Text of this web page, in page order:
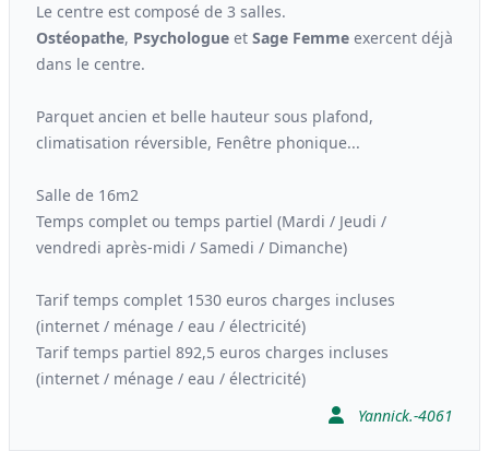
Le centre est composé de 3 salles.
Ostéopathe, Psychologue et Sage Femme exercent déjà
dans le centre.
Parquet ancien et belle hauteur sous plafond,
climatisation réversible, Fenêtre phonique...
Salle de 16m2
Temps complet ou temps partiel (Mardi / Jeudi /
vendredi après-midi / Samedi / Dimanche)
Tarif temps complet 1530 euros charges incluses
(internet / ménage / eau / électricité)
Tarif temps partiel 892,5 euros charges incluses
(internet / ménage / eau / électricité)
Yannick.-4061